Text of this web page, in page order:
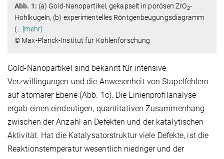
Abb. 1: (a) Gold-Nanopartikel, gekapselt in porösen ZrO2-
Hohlkugeln, (b) experimentelles Röntgenbeugungsdiagramm
(… [mehr]
© Max-Planck-Institut für Kohlenforschung
Gold-Nanopartikel sind bekannt für intensive
Verzwillingungen und die Anwesenheit von Stapelfehlern
auf atomarer Ebene (Abb. 1c). Die Linienprofilanalyse
ergab einen eindeutigen, quantitativen Zusammenhang
zwischen der Anzahl an Defekten und der katalytischen
Aktivität. Hat die Katalysatorstruktur viele Defekte, ist die
Reaktionstemperatur wesentlich niedriger und der